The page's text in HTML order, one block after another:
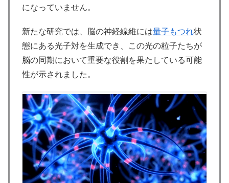
になっていません。
新たな研究では、脳の神経線維には量子もつれ状
態にある光子対を生成でき、この光の粒子たちが
脳の同期において重要な役割を果たしている可能
性が示されました。